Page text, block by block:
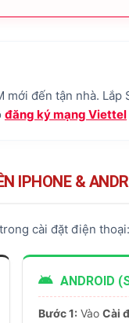
đến tận nhà. Lắp
đăng ký mạng Viettel
IPHONE &
cài đặt điện thoại:
ANDROID
Bước 1:Vào Cài